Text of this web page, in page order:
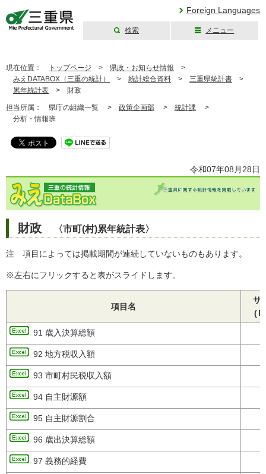
Foreign Languages
検索 メニュー
現在位置： トップページ > 県政・お知らせ情報 >
みえDATABOX（三重の統計）
> 統計総合資料 > 三重県統計書 >
累年統計表 > 財政
担当所属： 県庁の組織一覧 > 政策企画部 > 統計課 >
分析・情報班
令和07年08月28日
財政 〈市町(村)累年統計表〉
注 項目によっては掲載期間が連続していないものもあります。
※左右にフリックすると表がスライドします。
項目名
サ
(
91 歳入決算総額
92 地方税収入額
93 市町村民税収入額
94 自主財源額
95 自主財源割合
96 歳出決算総額
97 義務的経費